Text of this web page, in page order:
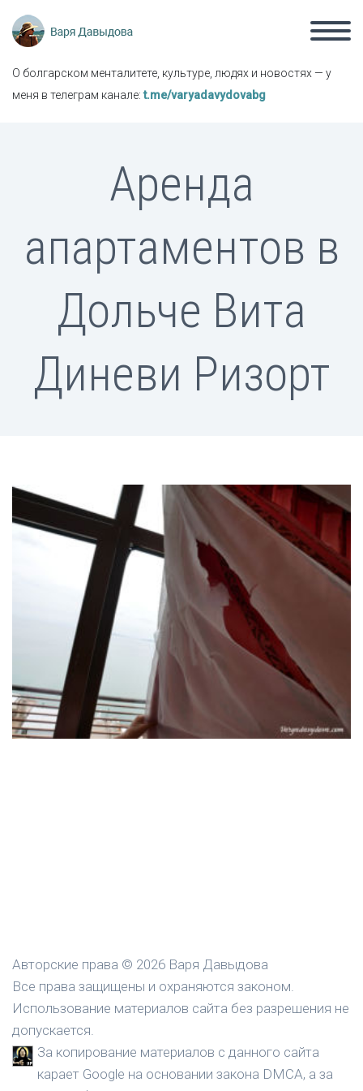
О болгарском менталитете, культуре, людях и новостях — у
меня в телеграм канале:t.me/varyadavydovabg
Аренда
апартаментов в
Дольче Вита
Диневи Ризорт
Авторские права © 2026 Варя Давыдова
Все права защищены и охраняются законом.
Использование материалов сайта без разрешения не
допускается.
За копирование материалов с данного сайта
карает Google на основании закона DMCA, а за